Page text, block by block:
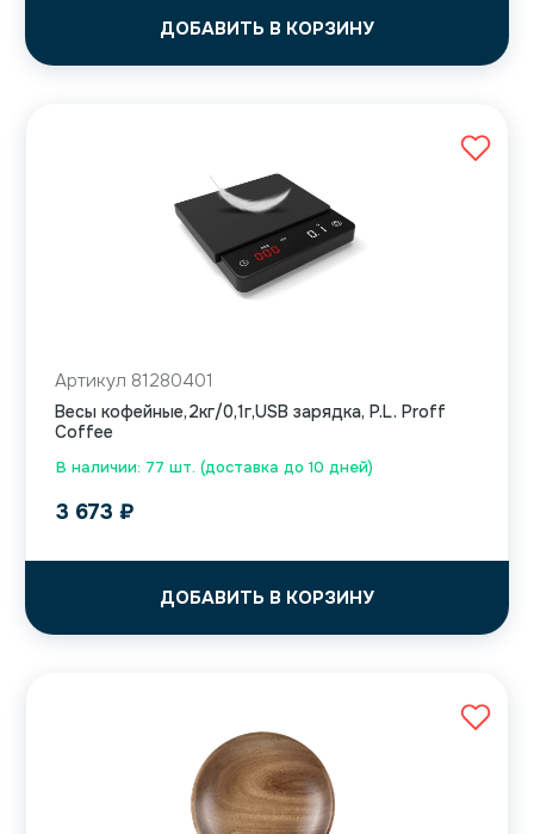
ДОБАВИТЬ В КОРЗИНУ
В наличии: 77 шт. (доставка до 10 дней)
Артикул 81280401
Весы кофейные,2кг/0,1г,USB зарядка, P.L. Proff
Coffee
3 673 ₽
ДОБАВИТЬ В КОРЗИНУ